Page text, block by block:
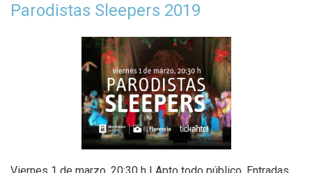
Parodistas Sleepers 2019